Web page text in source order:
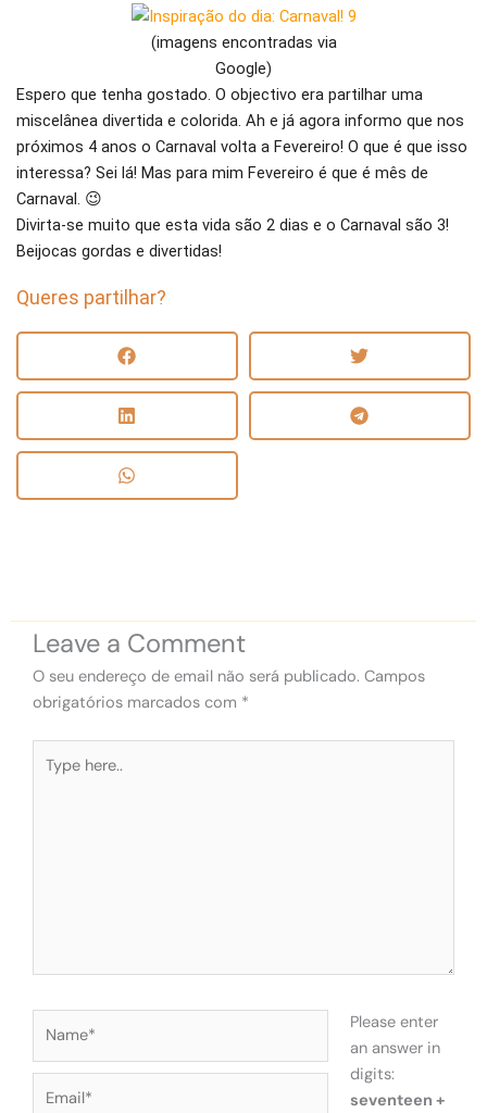
(imagens encontradas via
Google)
Espero que tenha gostado. O objectivo era partilhar uma
miscelânea divertida e colorida. Ah e já agora informo que nos
próximos 4 anos o Carnaval volta a Fevereiro! O que é que isso
interessa? Sei lá! Mas para mim Fevereiro é que é mês de
Carnaval. 😉
Divirta-se muito que esta vida são 2 dias e o Carnaval são 3!
Beijocas gordas e divertidas!
Queres partilhar?
Leave a Comment
O seu endereço de email não será publicado. Campos
obrigatórios marcados com *
here..
Please enter
an answer in
digits:
seventeen +